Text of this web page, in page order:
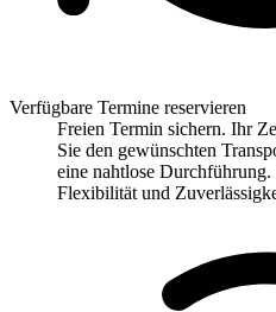
Verfügbare Termine reservieren
Freien Termin sichern. Ihr
Sie den gewünschten
eine nahtlose
Flexibilität und